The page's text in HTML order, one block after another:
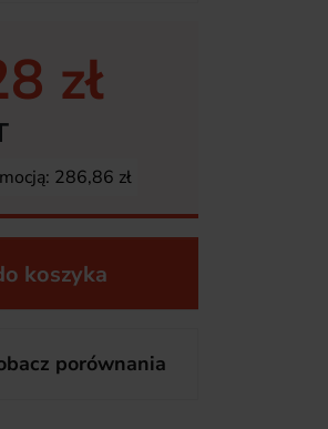
zł
286,86 zł
koszyka
porównania